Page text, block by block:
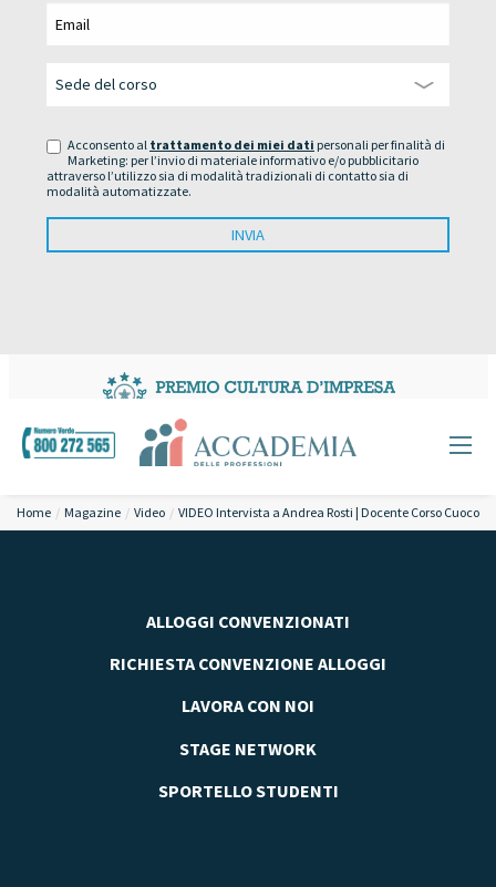
Home Magazine Video VIDEO Intervista a Andrea Rosti | Docente Corso Cuoco
Acconsento al trattamento dei miei dati personali per finalità di
Marketing: per l’invio di materiale informativo e/o pubblicitario
attraverso l’utilizzo sia di modalità tradizionali di contatto sia di
modalità automatizzate.
ALLOGGI CONVENZIONATI
RICHIESTA CONVENZIONE ALLOGGI
LAVORA CON NOI
STAGE NETWORK
SPORTELLO STUDENTI